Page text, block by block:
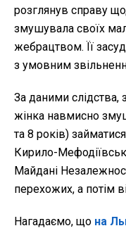
розглянув справу
змушувала своїх
жебрацтвом. Її
з умовним
За даними слідства,
жінка навмисно
та 8 років)
Кирило-
Майдані
перехожих, а потім
Нагадаємо, що на